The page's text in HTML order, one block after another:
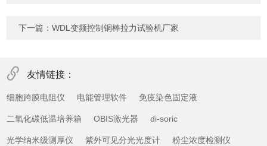
下一篇：WDL变频控制铜棒拉力试验机厂家
友情链接：
细胞跨膜电阻仪 电能管理软件 免疫染色固定液
二氧化碳低温培养箱 OBIS激光器 di-soric
光学纳米级测厚仪 紫外可见分光光度计 粉尘浓度检测仪